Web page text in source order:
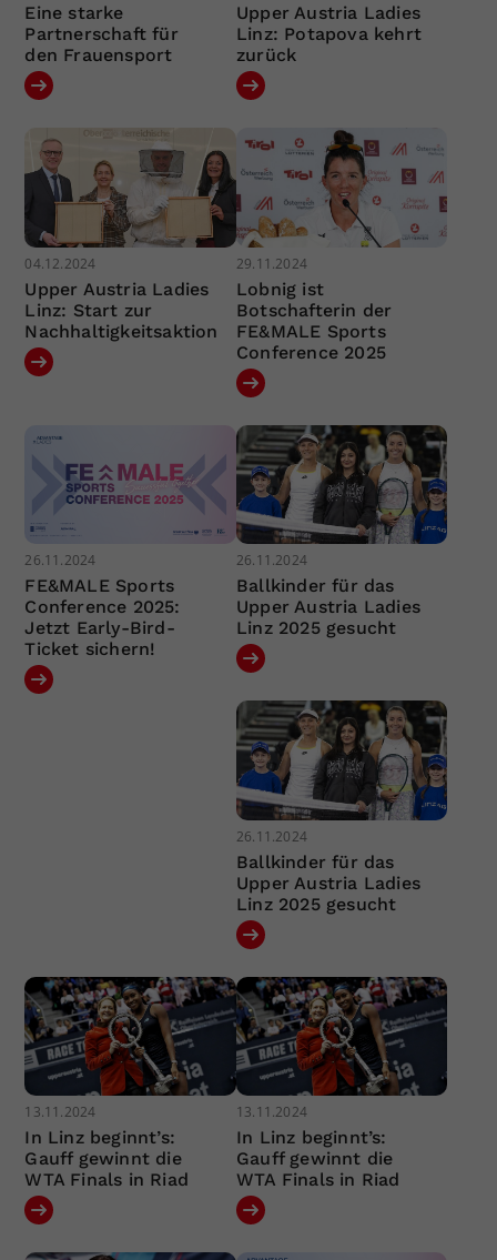
Eine starke
Partnerschaft für
den Frauensport
Upper Austria Ladies
Linz: Potapova kehrt
zurück
04.12.2024
Upper Austria Ladies
Linz: Start zur
Nachhaltigkeitsaktion
29.11.2024
Lobnig ist
Botschafterin der
FE&MALE Sports
Conference 2025
26.11.2024
FE&MALE Sports
Conference 2025:
Jetzt Early-Bird-
Ticket sichern!
26.11.2024
Ballkinder für das
Upper Austria Ladies
Linz 2025 gesucht
26.11.2024
Ballkinder für das
Upper Austria Ladies
Linz 2025 gesucht
13.11.2024
In Linz beginnt’s:
Gauff gewinnt die
WTA Finals in Riad
13.11.2024
In Linz beginnt’s:
Gauff gewinnt die
WTA Finals in Riad